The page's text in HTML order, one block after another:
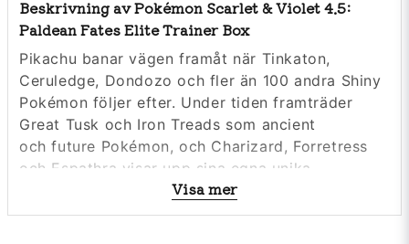
Beskrivning av Pokémon Scarlet & Violet 4.5:
Paldean Fates Elite Trainer Box
Pikachu banar vägen framåt när Tinkaton,
Ceruledge, Dondozo och fler än 100 andra Shiny
Pokémon följer efter. Under tiden framträder
Great Tusk och Iron Treads som ancient
och future Pokémon, och Charizard, Forretress
och Espathra visar upp sina egna unika
färdigheter som Shiny Tera Pokémon. Utforska
mängder av nya Pokémonkort och mysterier i
Visa mer